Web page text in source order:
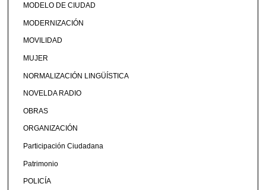
MODELO DE CIUDAD
MODERNIZACIÓN
MOVILIDAD
MUJER
NORMALIZACIÓN LINGÜÍSTICA
NOVELDA RADIO
OBRAS
ORGANIZACIÓN
Participación Ciudadana
Patrimonio
POLICÍA